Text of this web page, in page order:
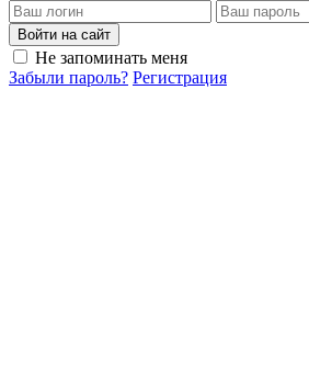
Войти на сайт
Не запоминать меня
Забыли пароль? Регистрация